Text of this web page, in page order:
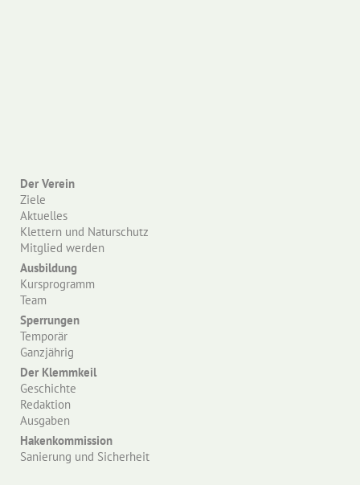
Der Verein
Ziele
Aktuelles
Klettern und Naturschutz
Mitglied werden
Ausbildung
Kursprogramm
Team
Sperrungen
Temporär
Ganzjährig
Der Klemmkeil
Geschichte
Redaktion
Ausgaben
Hakenkommission
Sanierung und Sicherheit